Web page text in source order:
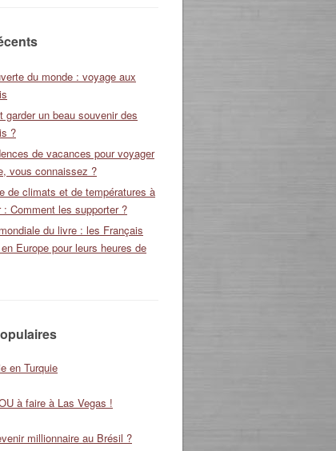
du monde : voyage aux
garder un beau souvenir des
?
de vacances pour voyager
vous connaissez ?
de climats et de températures à
: Comment les supporter ?
du livre : les Français
Europe pour leurs heures de
en Turquie
à faire à Las Vegas !
millionnaire au Brésil ?